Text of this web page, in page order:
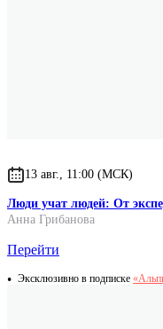
13 авг., 11:00 (МСК)
Люди учат людей: От
Анна Грибанова
Перейти
Эксклюзивно в подписке